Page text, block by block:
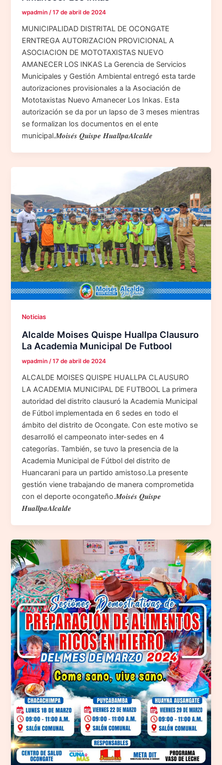
wpadmin/17 de abril de 2024
MUNICIPALIDAD DISTRITAL DE OCONGATE
ERNTREGA AUTORIZACION PROVICIONAL A
ASOCIACION DE MOTOTAXISTAS NUEVO
AMANECER LOS INKAS La Gerencia de Servicios
Municipales y Gestión Ambiental entregó esta tarde
autorizaciones provisionales a la Asociación de
Mototaxistas Nuevo Amanecer Los Inkas. Esta
autorización se da por un lapso de 3 meses mientras
se formalizan los documentos en el ente
municipal.𝑴𝒐𝒊𝒔𝒆́𝒔 𝑸𝒖𝒊𝒔𝒑𝒆 𝑯𝒖𝒂𝒍𝒍𝒑𝒂𝑨𝒍𝒄𝒂𝒍𝒅𝒆
Noticias
Alcalde Moises Quispe Huallpa Clausuro
La Academia Municipal De Futbool
wpadmin/17 de abril de 2024
ALCALDE MOISES QUISPE HUALLPA CLAUSURO
LA ACADEMIA MUNICIPAL DE FUTBOOL La primera
autoridad del distrito clausuró la Academia Municipal
de Fútbol implementada en 6 sedes en todo el
ámbito del distrito de Ocongate. Con este motivo se
desarrolló el campeonato inter-sedes en 4
categorías. También, se tuvo la presencia de la
Academia Municipal de Fútbol del distrito de
Huancarani para un partido amistoso.La presente
gestión viene trabajando de manera comprometida
con el deporte ocongateño.𝑴𝒐𝒊𝒔𝒆́𝒔 𝑸𝒖𝒊𝒔𝒑𝒆
𝑯𝒖𝒂𝒍𝒍𝒑𝒂𝑨𝒍𝒄𝒂𝒍𝒅𝒆